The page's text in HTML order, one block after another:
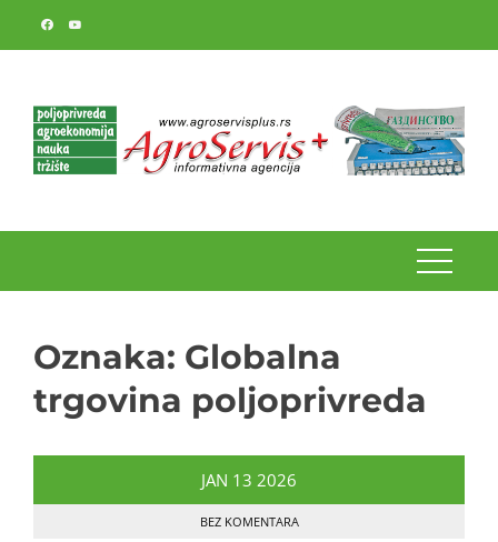
Oznaka: Globalna
trgovina poljoprivreda
JAN 13 2026
BEZ KOMENTARA